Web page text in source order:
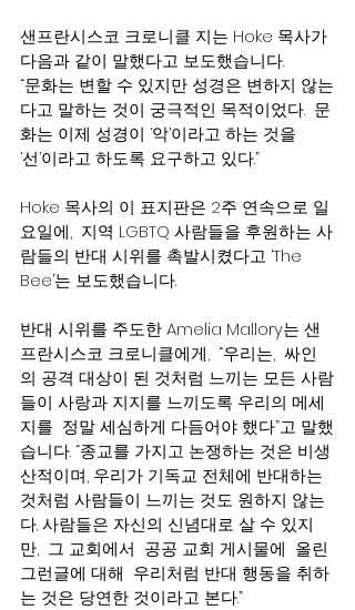
샌프란시스코 크로니클 지는 Hoke 목사가
다음과 같이 말했다고 보도했습니다.
“문화는 변할 수 있지만 성경은 변하지 않는
다고 말하는 것이 궁극적인 목적이었다.  문
화는 이제 성경이 ‘악’이라고 하는 것을
‘선’이라고 하도록 요구하고 있다.”
Hoke 목사의 이 표지판은 2주 연속으로 일
요일에,  지역 LGBTQ 사람들을 후원하는 사
람들의 반대 시위를 촉발시켰다고 ‘The
Bee’는 보도했습니다.
반대 시위를 주도한 Amelia Mallory는 샌
프란시스코 크로니클에게,  “우리는,  싸인
의 공격 대상이 된 것처럼 느끼는 모든 사람
들이 사랑과 지지를 느끼도록 우리의 메세
지를  정말 세심하게 다듬어야 했다”고 말했
습니다. “종교를 가지고 논쟁하는 것은 비생
산적이며, 우리가 기독교 전체에 반대하는
것처럼 사람들이 느끼는 것도 원하지 않는
다. 사람들은 자신의 신념대로 살 수 있지
만,  그 교회에서  공공 교회 게시물에  올린
그런글에 대해  우리처럼 반대 행동을 취하
는 것은 당연한 것이라고 본다.”